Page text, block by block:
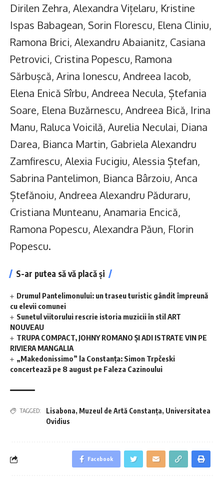
Dirilen Zehra, Alexandra Vițelaru, Kristine
Ispas Babagean, Sorin Florescu, Elena Cliniu,
Ramona Brici, Alexandru Abaianitz, Casiana
Petrovici, Cristina Popescu, Ramona
Sărbușcă, Arina Ionescu, Andreea Iacob,
Elena Enică Sîrbu, Andreea Necula, Ștefania
Soare, Elena Buzărnescu, Andreea Bică, Irina
Manu, Raluca Voicilă, Aurelia Neculai, Diana
Darea, Bianca Martin, Gabriela Alexandru
Zamfirescu, Alexia Fucigiu, Alessia Ștefan,
Sabrina Pantelimon, Bianca Bârzoiu, Anca
Ștefănoiu, Andreea Alexandru Păduraru,
Cristiana Munteanu, Anamaria Encică,
Ramona Popescu, Alexandra Păun, Florin
Popescu.
S-ar putea să vă placă și
Drumul Pantelimonului: un traseu turistic gândit împreună
cu elevii comunei
Sunetul viitorului rescrie istoria muzicii în stil ART
NOUVEAU
TRUPA COMPACT, JOHNY ROMANO ȘI ADI ISTRATE VIN PE
RIVIERA MANGALIA
„Makedonissimo” la Constanța: Simon Trpčeski
concertează pe 8 august pe Faleza Cazinoului
TAGGED: Lisabona, Muzeul de Artă Constanța, Universitatea
Ovidius
Facebook